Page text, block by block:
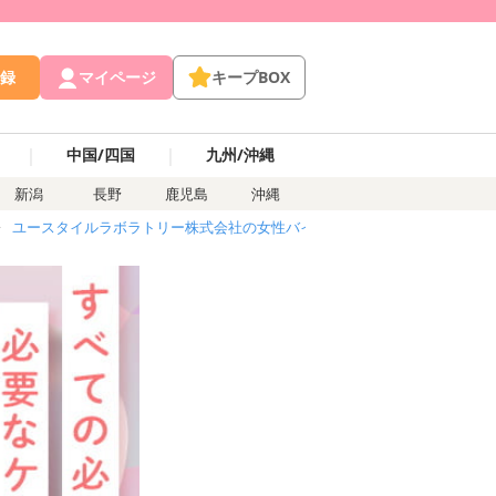
マイページ キープBOX
中国/四国 九州/沖縄
新潟 長野 鹿児島
沖縄
ユースタイルラボラトリー株式会社の女性バイト求人・アルバイト